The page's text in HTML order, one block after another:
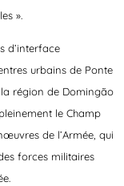
».
d’interface
urbains de Ponte
la région de Domingão
le Champ
de l’Armée, qui
forces militaires